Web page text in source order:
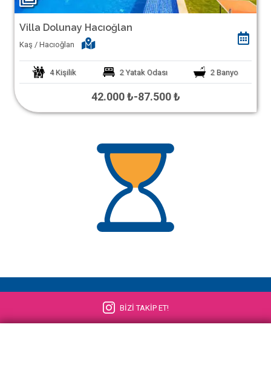
Villa Dolunay Hacıoğlan
Kaş / Hacıoğlan
4 Kişilik 2 Yatak Odası 2 Banyo
42.000 ₺-87.500 ₺
BİZİ TAKİP ET!